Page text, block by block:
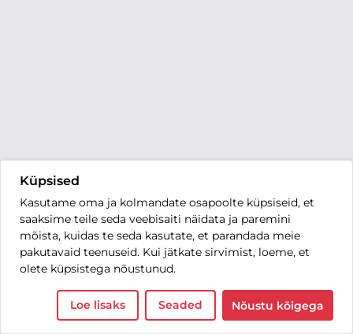
Küpsised
Kasutame oma ja kolmandate osapoolte küpsiseid, et
saaksime teile seda veebisaiti näidata ja paremini
mõista, kuidas te seda kasutate, et parandada meie
pakutavaid teenuseid. Kui jätkate sirvimist, loeme, et
olete küpsistega nõustunud.
Loe lisaks Seaded Nõustu kõigega